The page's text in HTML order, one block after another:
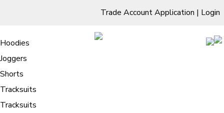
Trade Account Application | Login
Living Room
Sofas & Chairs
Cornar Sofas
Sofas
TV Units & Stands
Bedroom
Chest of Drawers
3 Drawer Chest
4 Drawer Chest
5 Drawer Chest
6 Drawer Chest
Dressing Tables Stools
Dressing Tables
Dressing Stools
Wholesale Mattresses
Mirrors
Free Standing Mirrors
Dining Room
Clothing
Hoodies
Joggers
Shorts
Tracksuits
Tracksuits
Urkas! Itinéraire d’un parfait bandit
sibérien : eBook (PDF, EPUB)